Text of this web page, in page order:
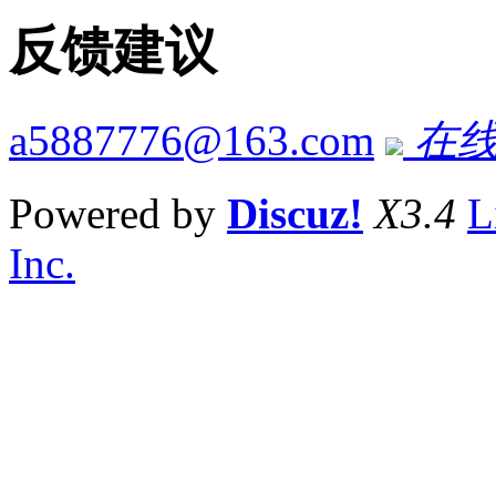
反馈建议
a5887776@163.com
在
Powered by Discuz! X3.4
Inc.